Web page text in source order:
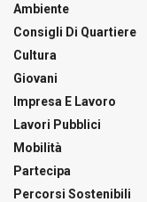
Ambiente
Consigli Di Quartiere
Cultura
Giovani
Impresa E Lavoro
Lavori Pubblici
Mobilità
Partecipa
Percorsi Sostenibili